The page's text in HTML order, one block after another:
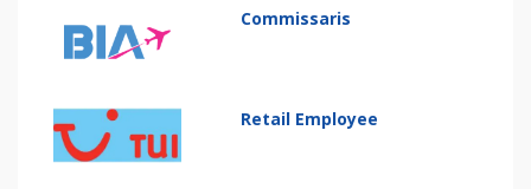
Commissaris
Retail Employee